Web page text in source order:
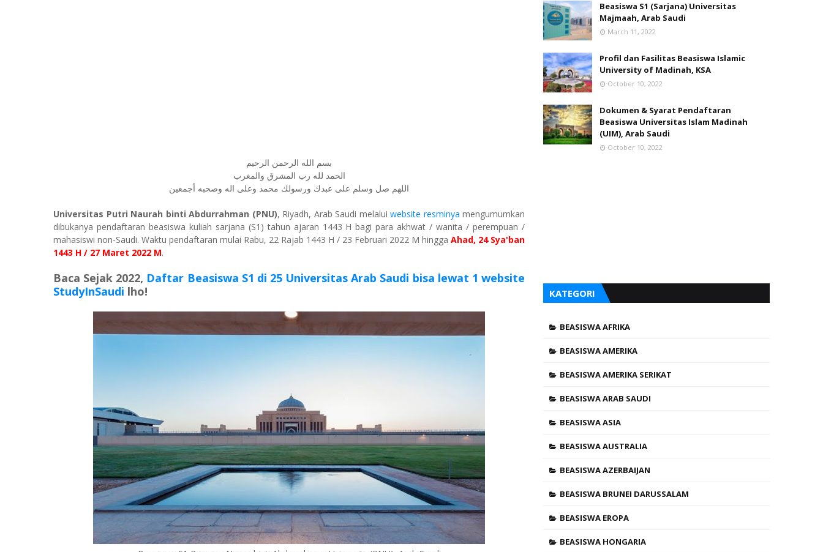
بسم الله الرحمن الرحيم
الحمد لله رب المشرق والمغرب
اللهم صل وسلم على عبدك ورسولك محمد وعلى اله وصحبه أجمعين
Universitas Putri Naurah binti Abdurrahman (PNU), Riyadh, Arab Saudi melalui website resminya mengumumkan
dibukanya pendaftaran beasiswa kuliah sarjana (S1) tahun ajaran 1443 H bagi para akhwat / wanita / perempuan /
mahasiswi non-Saudi. Waktu pendaftaran mulai Rabu, 22 Rajab 1443 H / 23 Februari 2022 M hingga Ahad, 24 Sya'ban
1443 H / 27 Maret 2022 M.
Baca Sejak 2022, Daftar Beasiswa S1 di 25 Universitas Arab Saudi bisa lewat 1 website
StudyInSaudi lho!
Beasiswa S1 (Sarjana) Universitas
Majmaah, Arab Saudi
March 11, 2022
Profil dan Fasilitas Beasiswa Islamic
University of Madinah, KSA
October 10, 2022
Dokumen & Syarat Pendaftaran
Beasiswa Universitas Islam Madinah
(UIM), Arab Saudi
October 10, 2022
KATEGORI
BEASISWA AFRIKA
BEASISWA AMERIKA
BEASISWA AMERIKA SERIKAT
BEASISWA ARAB SAUDI
BEASISWA ASIA
BEASISWA AUSTRALIA
BEASISWA AZERBAIJAN
BEASISWA BRUNEI DARUSSALAM
BEASISWA EROPA
BEASISWA HONGARIA